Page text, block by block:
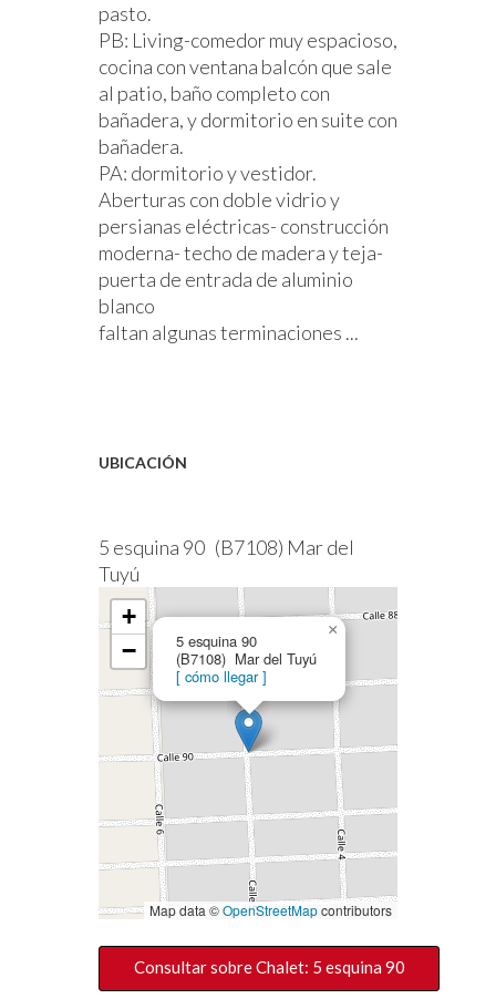
pasto.
PB: Living-comedor muy espacioso,
cocina con ventana balcón que sale
al patio, baño completo con
bañadera, y dormitorio en suite con
bañadera.
PA: dormitorio y vestidor.
Aberturas con doble vidrio y
persianas eléctricas- construcción
moderna- techo de madera y teja-
puerta de entrada de aluminio
blanco
faltan algunas terminaciones ...
UBICACIÓN
5 esquina 90 (B7108) Mar del
Tuyú
5 esquina 90
(B7108) Mar del Tuyú
[ cómo llegar ]
×
+
−
Map data ©OpenStreetMapcontributors
Consultar sobre Chalet: 5 esquina 90